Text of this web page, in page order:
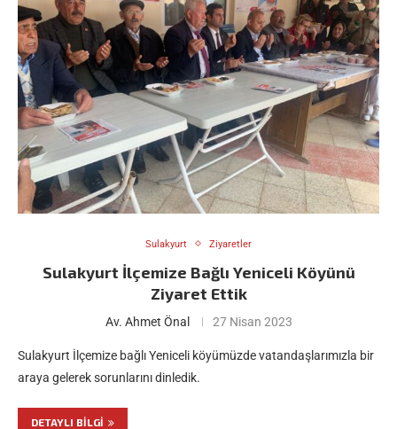
Sulakyurt Ziyaretler
Sulakyurt İlçemize Bağlı Yeniceli Köyünü
Ziyaret Ettik
Av. Ahmet Önal 27 Nisan 2023
Sulakyurt İlçemize bağlı Yeniceli köyümüzde vatandaşlarımızla bir
araya gelerek sorunlarını dinledik.
DETAYLI BILGI